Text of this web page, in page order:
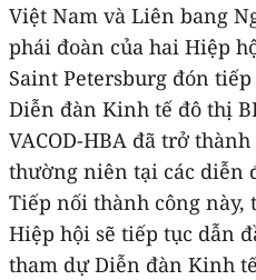
Việt Nam và Liên bang
phái đoàn của hai Hiệp
Saint Petersburg đón
Diễn đàn Kinh tế đô thị
VACOD-HBA đã trở
thường niên tại các diễn
Tiếp nối thành công này,
Hiệp hội sẽ tiếp tục dẫn
tham dự Diễn đàn Kinh